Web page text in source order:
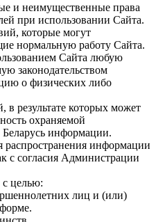
и неимущественные права
при использовании Сайта.
которые могут
нормальную работу Сайта.
Сайта любую
законодательством
о физических либо
в результате которых может
охраняемой
Беларусь информации.
распространения информации
с согласия Администрации
с целью:
лиц и (или)